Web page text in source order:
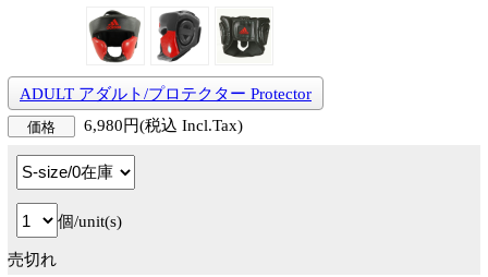
ADULT アダルト/プロテクター Protector
価格 6,980円(税込 Incl.Tax)
個/unit(s)
売切れ